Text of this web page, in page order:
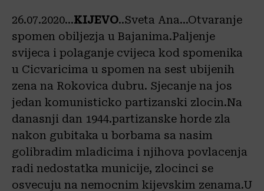
26.07.2020…KIJEVO..Sveta Ana…Otvaranje
spomen obiljezja u Bajanima.Paljenje
svijeca i polaganje cvijeca kod spomenika
u Cicvaricima u spomen na sest ubijenih
zena na Rokovica dubru. Sjecanje na jos
jedan komunisticko partizanski zlocin.Na
danasnji dan 1944.partizanske horde zla
nakon gubitaka u borbama sa nasim
golibradim mladicima i njihova povlacenja
radi nedostatka municije, zlocinci se
osvecuju na nemocnim kijevskim zenama.U